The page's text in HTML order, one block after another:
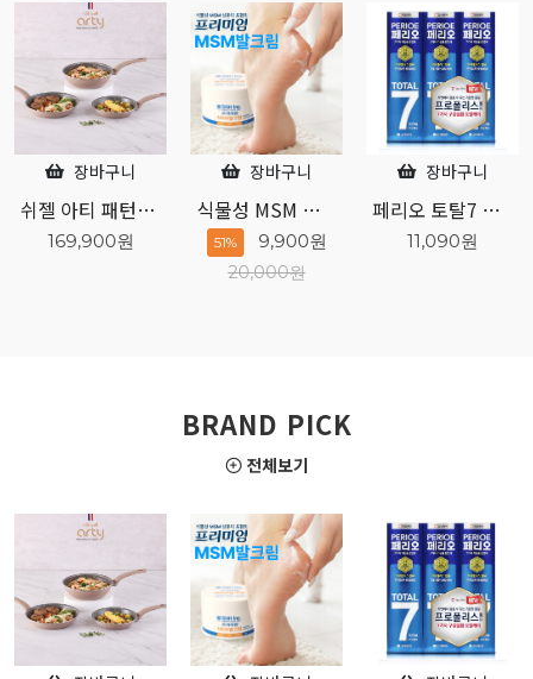
장바구니
식물성 MSM 성분 프리미엄 발크림
51% 9,900원
장바구니
11,090원
장바구니
엘라스틴 샴푸하듯 10분 간편염색 80g 흑갈색
7,760원
BRAND PICK
전체보기